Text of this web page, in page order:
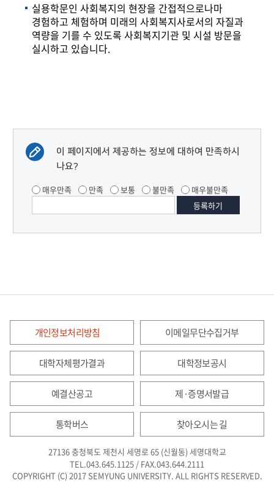
실용학문인 사회복지의 현장을 간접적으로나마
경험하고 체험하며 미래의 사회복지사로서의 자질과
역량을 기를 수 있도록 사회복지기관 및 시설 방문을
실시하고 있습니다.
이 페이지에서 제공하는 정보에 대하여 만족하시
나요?
매우만족 만족 보통 불만족 매우불만족
개인정보처리방침 이메일무단수집거부
대학자체평가결과 대학정보공시
예결산공고 제·증명서발급
통학버스 찾아오시는 길
27136 충청북도 제천시 세명로 65 (신월동) 세명대학교
TEL.043.645.1125 / FAX.043.644.2111
COPYRIGHT (C) 2017 SEMYUNG UNIVERSITY. ALL RIGHTS RESERVED.